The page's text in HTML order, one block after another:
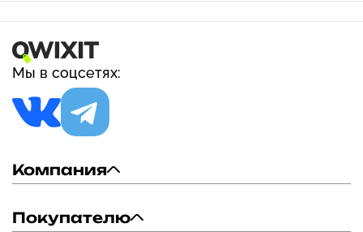
Мы в соцсетях:
Компания
Покупателю